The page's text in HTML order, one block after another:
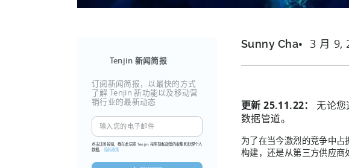
Tenjin 新闻简报
订阅新闻简报，以最快的方式
了解 Tenjin 新功能以及移动营
销行业的最新动态
点击订阅按钮，我在此同意 Tenjin 按照隐私政策的收集和处理个人
数据。 隐私政策
Sunny Cha 3 月 9,
更新 25.11.22： 无论您
数据管道。
为了在当今激烈的竞争中
构建，还是从第三方供应商